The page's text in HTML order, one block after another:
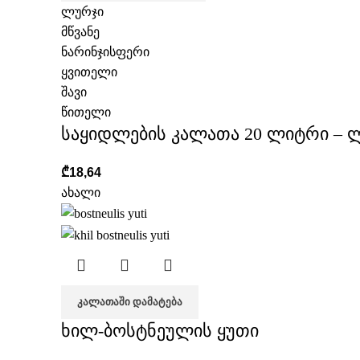
ლურჯი
მწვანე
ნარინჯისფერი
ყვითელი
შავი
წითელი
საყიდლების კალათა 20 ლიტრი –
₾18,64
ახალი
ᲙᲐᲚᲐᲗᲐᲨᲘ ᲓᲐᲛᲐᲢᲔᲑᲐ
ხილ-ბოსტნეულის ყუთი